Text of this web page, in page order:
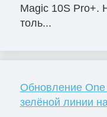
Magic 10S Pro+.
толь...
Обновление
зелёной линии